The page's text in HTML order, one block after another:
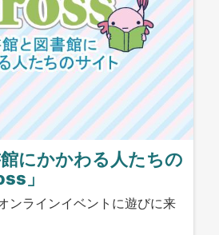
にかかわる人たちの
」
ンラインイベントに遊びに来